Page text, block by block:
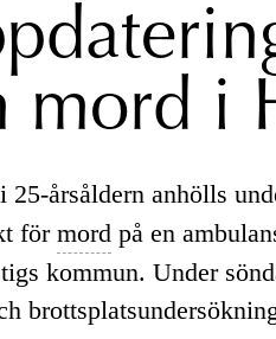
mord i
25-årsåldern anhölls
för mord på en
kommun. Under